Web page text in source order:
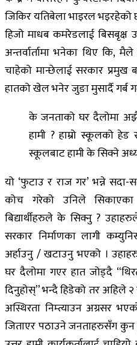
जिकिर यतिबेला भाइरल भइरहेको
हिजो माधब कमरेडलाई
अन्तर्वार्तामा भनेका थिए कि,
चाहेको मान्छेलाई सरकार प्रमुख
हातको खेल भनेर जुङा मुसार्दै गर्ब
के जनताको घर दैलोमा
हामी ? हाम्रो स्कूलको
स्कूलबाट हामी के सिक्ने
यो ‘फुटाउ र राज गर’ भन्ने सदा-
कोच गरेको उनिले सिकाएका
बिद्यार्थीहरुले के सिक्नु ?
सरकार निर्माणका लागी
अर्हाउनु / खटाउनु भएको ।
घर दैलोमा गएर हात जोड्दै
दिनुहोस्” भन्दै हिडेको तर
अस्थिरता निम्त्याउन अग्रसर
जिताएर पठाउने जनताहरुसँग कुन